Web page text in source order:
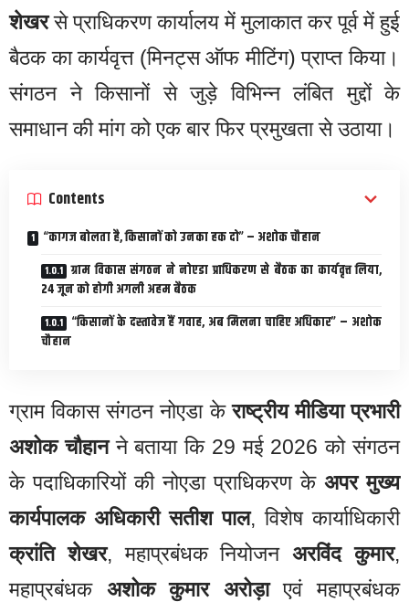
शेखरसे प्राधिकरण कार्यालय में मुलाकात कर पूर्व में हुई
बैठक का कार्यवृत्त (मिनट्स ऑफ मीटिंग) प्राप्त किया।
संगठन ने किसानों से जुड़े विभिन्न लंबित मुद्दों के
समाधान की मांग को एक बार फिर प्रमुखता से उठाया।
Contents
“कागज बोलता है, किसानों को उनका हक दो” – अशोक चौहान
ग्राम विकास संगठन ने नोएडा प्राधिकरण से बैठक का कार्यवृत्त लिया,
24 जून को होगी अगली अहम बैठक
“किसानों के दस्तावेज हैं गवाह, अब मिलना चाहिए अधिकार” – अशोक
चौहान
ग्राम विकास संगठन नोएडा केराष्ट्रीय मीडिया प्रभारी
अशोक चौहानने बताया कि 29 मई 2026 को संगठन
के पदाधिकारियों की नोएडा प्राधिकरण के अपर मुख्य
कार्यपालक अधिकारी सतीश पाल, विशेष कार्याधिकारी
क्रांति शेखर, महाप्रबंधक नियोजनअरविंद कुमार,
महाप्रबंधक अशोक कुमार अरोड़ाएवं महाप्रबंधक